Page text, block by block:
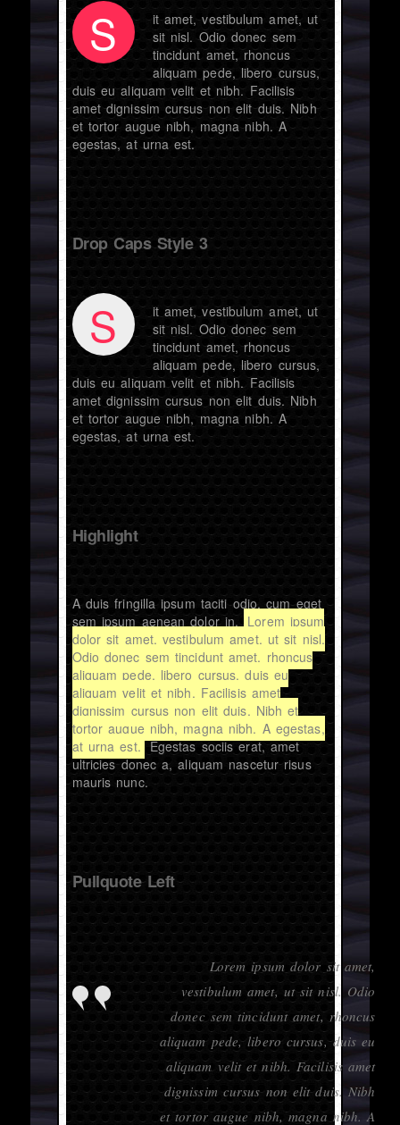
S
it amet, vestibulum amet, ut
sit nisl. Odio donec sem
tincidunt amet, rhoncus
aliquam pede, libero cursus,
duis eu aliquam velit et nibh. Facilisis
amet dignissim cursus non elit duis. Nibh
et tortor augue nibh, magna nibh. A
egestas, at urna est.
Drop Caps Style 3
S
it amet, vestibulum amet, ut
sit nisl. Odio donec sem
tincidunt amet, rhoncus
aliquam pede, libero cursus,
duis eu aliquam velit et nibh. Facilisis
amet dignissim cursus non elit duis. Nibh
et tortor augue nibh, magna nibh. A
egestas, at urna est.
Highlight
A duis fringilla ipsum taciti odio, cum eget
sem ipsum aenean dolor in. Lorem ipsum
dolor sit amet, vestibulum amet, ut sit nisl.
Odio donec sem tincidunt amet, rhoncus
aliquam pede, libero cursus, duis eu
aliquam velit et nibh. Facilisis amet
dignissim cursus non elit duis. Nibh et
tortor augue nibh, magna nibh. A egestas,
at urna est. Egestas sociis erat, amet
ultricies donec a, aliquam nascetur risus
mauris nunc.
Pullquote Left
Lorem ipsum dolor sit amet,
vestibulum amet, ut sit nisl. Odio
donec sem tincidunt amet, rhoncus
aliquam pede, libero cursus, duis eu
aliquam velit et nibh. Facilisis amet
dignissim cursus non elit duis. Nibh
et tortor augue nibh, magna nibh. A